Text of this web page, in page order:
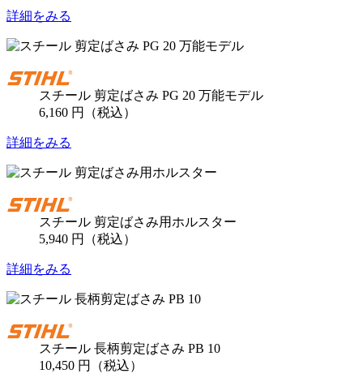
詳細をみる
スチール 剪定ばさみ PG 20 万能モデル
6,160 円（税込）
詳細をみる
スチール 剪定ばさみ用ホルスター
5,940 円（税込）
詳細をみる
スチール 長柄剪定ばさみ PB 10
10,450 円（税込）